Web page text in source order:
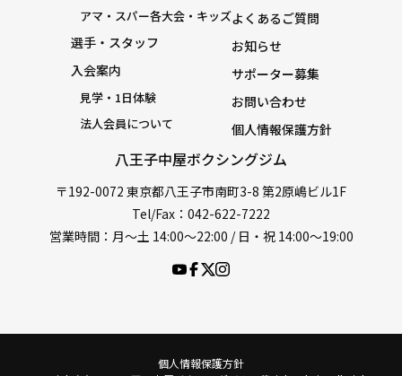
八王子中屋ボクシングジム
〒192-0072 東京都八王子市南町3-8 第2原嶋ビル1F
Tel/Fax：042-622-7222
営業時間：月〜土 14:00〜22:00 / 日・祝 14:00〜19:00
アマ・スパー各大会・キッズ
選手・スタッフ
入会案内
見学・1日体験
法人会員について
よくあるご質問
お知らせ
サポーター募集
お問い合わせ
個人情報保護方針
個人情報保護方針